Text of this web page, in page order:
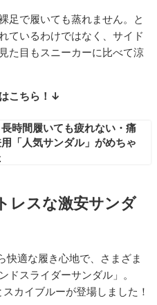
足で履いても蒸れません。と
ているわけではなく、サイド
た目もスニーカーに比べて涼
こちら！↓
長時間履いても疲れない・痛
「人気サンダル」がめちゃ
レスな激安サンダ
適な履き心地で、さまざま
ドスライダーサンダル」。
カイブルーが登場しました！